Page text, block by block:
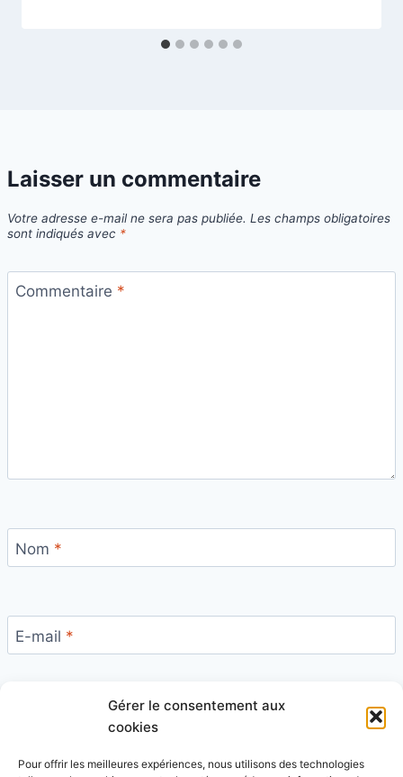
Gérer le consentement aux
cookies
Pour offrir les meilleures expériences, nous utilisons des technologies
Laisser un commentaire
Votre adresse e-mail ne sera pas publiée. Les champs obligatoires
sont indiqués avec *
Commentaire *
Nom *
E-mail *